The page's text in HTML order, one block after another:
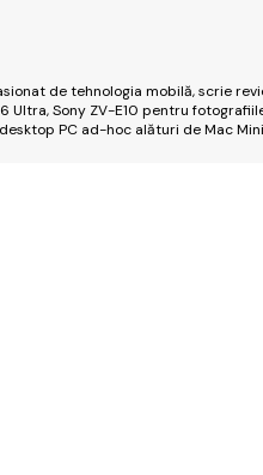
de tehnologia mobilă, scrie
Ultra, Sony ZV-E10 pentru
PC ad-hoc alături de Mac